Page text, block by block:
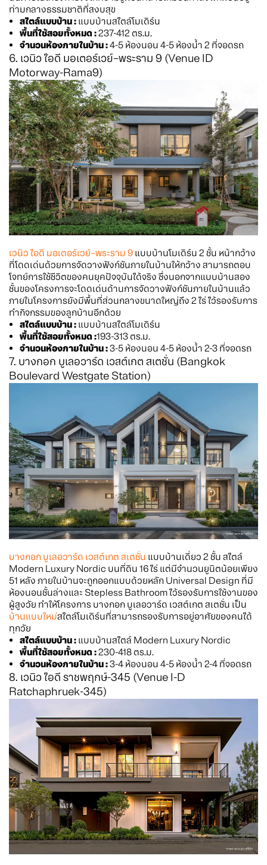
ท่ามกลางธรรมชาติที่สงบสุข
สไตล์แบบบ้าน : แบบบ้านสไตล์โมเดิร์น
พื้นที่ใช้สอยทั้งหมด :237-412 ตร.ม.
จำนวนห้องภายในบ้าน :4-5 ห้องนอน 4-5 ห้องน้ำ 2 ที่จอดรถ
6. เวนิว ไอดี มอเตอร์เวย์–พระราม 9 (Venue ID
Motorway-Rama9)
เวนิว ไอดี มอเตอร์เวย์–พระราม 9 แบบบ้านโมเดิร์น 2 ชั้น หน้ากว้าง
ที่โดดเด่นด้วยการจัดวางฟังก์ชันภายในบ้านให้กว้าง สามารถตอบ
โจทย์การใช้ชีวิตของคนยุคปัจจุบันได้จริง ซึ่งนอกจากแบบบ้านสอง
ชั้นของโครงการจะโดดเด่นด้านการจัดวางฟังก์ชันภายในบ้านแล้ว
ภายในโครงการยังมีพื้นที่ส่วนกลางขนาดใหญ่ถึง 2 ไร่ ไว้รองรับการ
ทำกิจกรรมของลูกบ้านอีกด้วย
สไตล์แบบบ้าน : แบบบ้านสไตล์โมเดิร์น
พื้นที่ใช้สอยทั้งหมด :193-313 ตร.ม.
จำนวนห้องภายในบ้าน :3-5 ห้องนอน 4-5 ห้องน้ำ 2-3 ที่จอดรถ
7. บางกอก บูเลอวาร์ด เวสต์เกต สเตชั่น (Bangkok
Boulevard Westgate Station)
บางกอก บูเลอวาร์ด เวสต์เกต สเตชั่น แบบบ้านเดี่ยว 2 ชั้น สไตล์
Modern Luxury Nordic บนที่ดิน 16 ไร่ แต่มีจำนวนยูนิตน้อยเพียง
51 หลัง ภายในบ้านจะถูกออกแบบด้วยหลัก Universal Design ที่มี
ห้องนอนชั้นล่างและ Stepless Bathroom ไว้รองรับการใช้งานของ
ผู้สูงวัย ทำให้โครงการ บางกอก บูเลอวาร์ด เวสต์เกต สเตชั่น เป็น
บ้านแบบใหม่สไตล์โมเดิร์นที่สามารถรองรับการอยู่อาศัยของคนได้
ทุกวัย
สไตล์แบบบ้าน : แบบบ้านสไตล์ Modern Luxury Nordic
พื้นที่ใช้สอยทั้งหมด :230-418 ตร.ม.
จำนวนห้องภายในบ้าน :3-4 ห้องนอน 4-5 ห้องน้ำ 2-4 ที่จอดรถ
8. เวนิว ไอดี ราชพฤกษ์-345 (Venue I-D
Ratchaphruek-345)